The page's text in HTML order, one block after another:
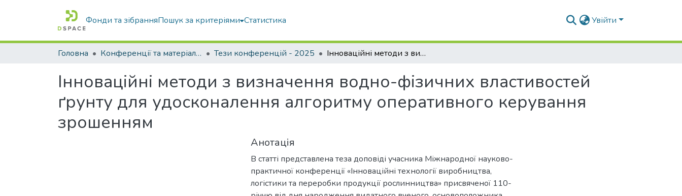
Фонди та зібранняПошук за критеріями Статистика Увійти
Головна Конференції та матеріали конференцій Тези конференцій - 2025 Інноваційні методи з визначення водно-фізичних властивостей ґрунту для удосконалення алгоритму оперативного керування зрошенням
Інноваційні методи з визначення водно-фізичних властивостей
ґрунту для удосконалення алгоритму оперативного керування
зрошенням
Анотація
В статті представлена теза доповіді учасника Міжнародної науково-
практичної конференції «Інноваційні технології виробництва,
логістики та переробки продукції рослинництва» присвяченої 110-